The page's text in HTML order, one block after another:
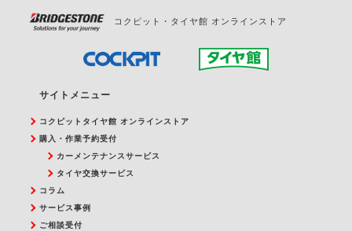
コクピット・タイヤ館 オンラインストア
サイトメニュー
コクピットタイヤ館 オンラインストア
購入・作業予約受付
カーメンテナンスサービス
タイヤ交換サービス
コラム
サービス事例
ご相談受付